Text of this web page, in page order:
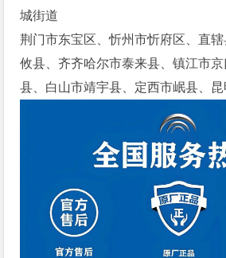
城街道
荆门市东宝区、忻州市忻府区、直
攸县、齐齐哈尔市泰来县、镇江市
县、白山市靖宇县、定西市岷县、